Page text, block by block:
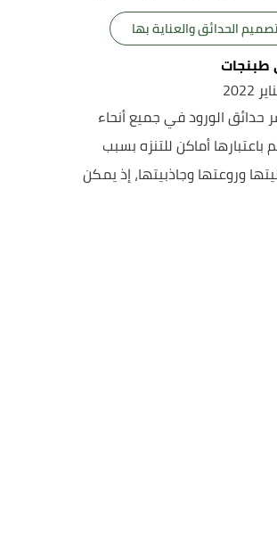
الحدائق والعناية بها
طبنجات
حدائق الورود في جميع أنحاء
باعتبارها أماكن للتنزه بسبب
وروعتها وجاذبيتها، إذ يمكن